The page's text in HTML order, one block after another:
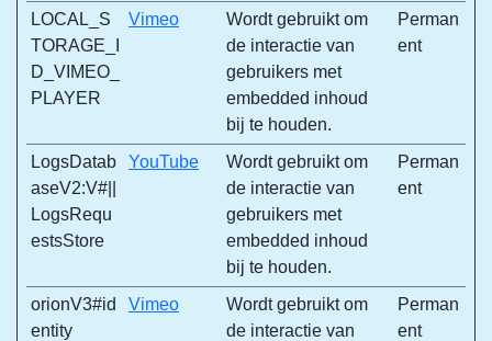
LOCAL_S
TORAGE_I
D_VIMEO_
PLAYER
Vimeo
Wordt gebruikt om
de interactie van
gebruikers met
embedded inhoud
bij te houden.
Perman
ent
LogsDatab
aseV2:V#||
LogsRequ
estsStore
YouTube
Wordt gebruikt om
de interactie van
gebruikers met
embedded inhoud
bij te houden.
Perman
ent
orionV3#id
entity
Vimeo
Wordt gebruikt om
de interactie van
Perman
ent